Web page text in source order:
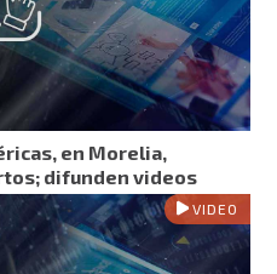
en Morelia,
difunden videos
VIDEO